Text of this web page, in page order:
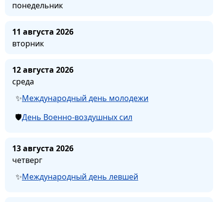
понедельник
11 августа 2026
вторник
12 августа 2026
среда
Международный день молодежи
День Военно-воздушных сил
13 августа 2026
четверг
Международный день левшей